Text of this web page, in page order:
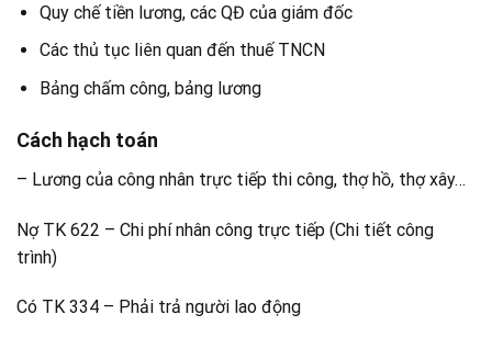
Quy chế tiền lương, các QĐ của giám đốc
Các thủ tục liên quan đến thuế TNCN
Bảng chấm công, bảng lương
Cách hạch toán
– Lương của công nhân trực tiếp thi công, thợ hồ, thợ xây…
Nợ TK 622 – Chi phí nhân công trực tiếp (Chi tiết công
trình)
Có TK 334 – Phải trả người lao động